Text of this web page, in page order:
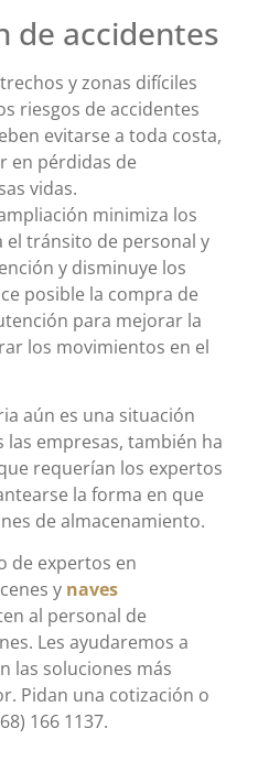
de accidentes
y zonas difíciles
riesgos de accidentes
evitarse a toda costa,
en pérdidas de
vidas.
minimiza los
el tránsito de personal y
y disminuye los
posible la compra de
para mejorar la
los movimientos en el
aún es una situación
empresas, también ha
requerían los expertos
la forma en que
de almacenamiento.
de expertos en
y naves
al personal de
Les ayudaremos a
las soluciones más
Pidan una cotización o
166 1137.